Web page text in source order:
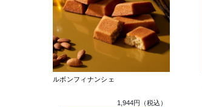
ルボンフィナンシェ
1,944円（税込）